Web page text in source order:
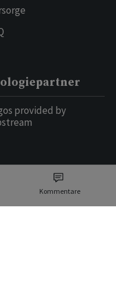
Kommentare
provided by